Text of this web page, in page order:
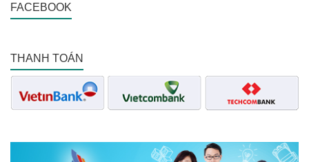
FACEBOOK
THANH TOÁN